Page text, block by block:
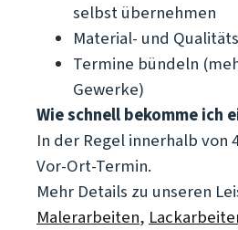
selbst übernehmen
Material- und
Termine bündeln
Gewerke)
Wie schnell bekomme ich
In der Regel innerhalb von
Vor-Ort-Termin.
Mehr Details zu unseren
Malerarbeiten,